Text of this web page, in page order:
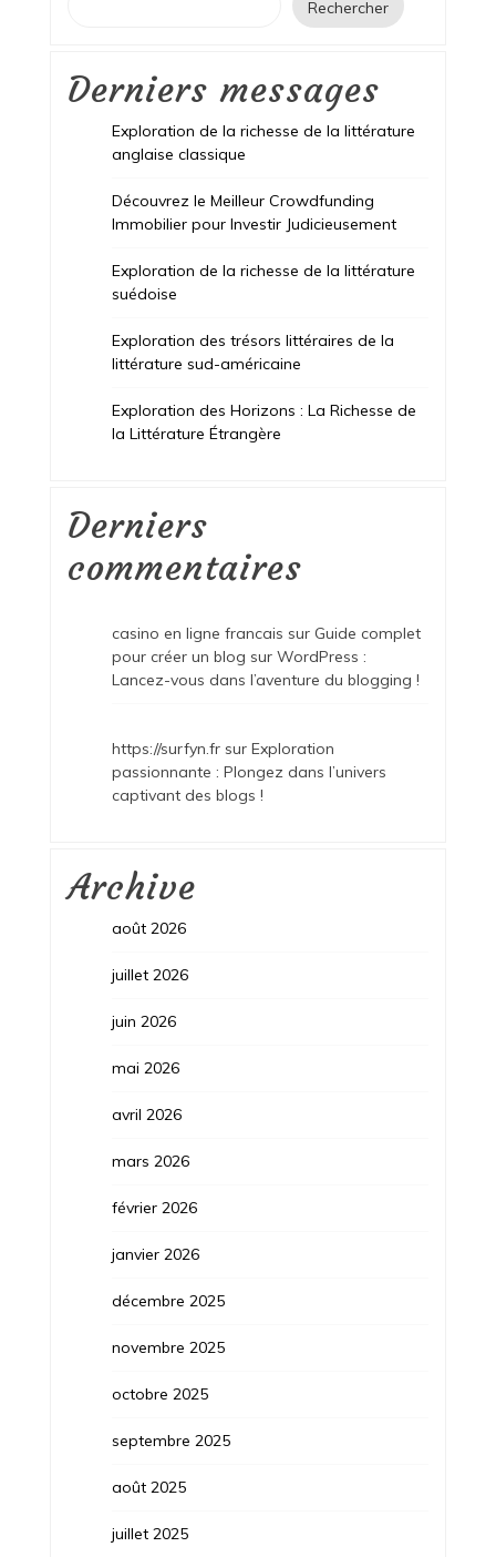
Rechercher
Derniers messages
Exploration de la richesse de la littérature
anglaise classique
Découvrez le Meilleur Crowdfunding
Immobilier pour Investir Judicieusement
Exploration de la richesse de la littérature
suédoise
Exploration des trésors littéraires de la
littérature sud-américaine
Exploration des Horizons : La Richesse de
la Littérature Étrangère
Derniers
commentaires
casino en ligne francais sur Guide complet
pour créer un blog sur WordPress :
Lancez-vous dans l’aventure du blogging !
https://surfyn.frsur Exploration
passionnante : Plongez dans l’univers
captivant des blogs !
Archive
août 2026
juillet 2026
juin 2026
mai 2026
avril 2026
mars 2026
février 2026
janvier 2026
décembre 2025
novembre 2025
octobre 2025
septembre 2025
août 2025
juillet 2025